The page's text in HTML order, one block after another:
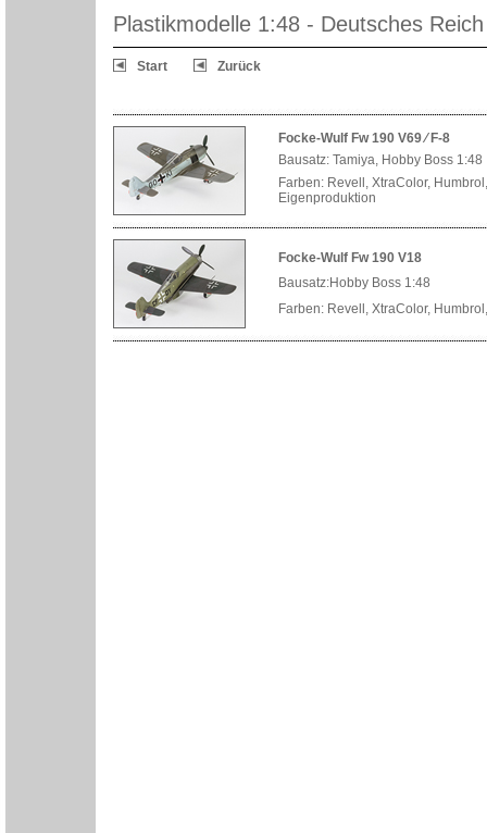
Plastikmodelle 1:48 - Deutsches
Start Zurück
Focke-Wulf Fw 190 V69 ⁄ F-8
Bausatz: Tamiya, Hobby Boss 1:48
Farben: Revell, XtraColor,
Eigenproduktion
Focke-Wulf Fw 190 V18
Bausatz:Hobby Boss 1:48
Farben: Revell, XtraColor,